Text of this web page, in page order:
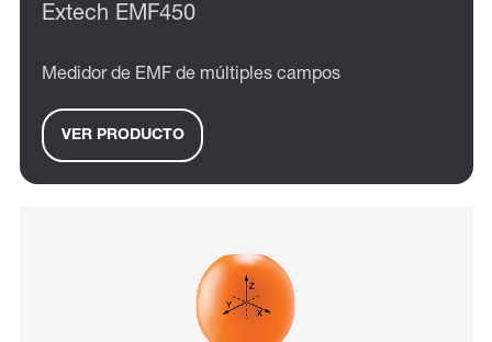
Extech EMF450
Medidor de EMF de múltiples campos
VER PRODUCTO